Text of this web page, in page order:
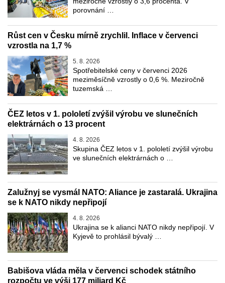
porovnání …
Růst cen v Česku mírně zrychlil. Inflace v červenci
vzrostla na 1,7 %
5. 8. 2026
Spotřebitelské ceny v červenci 2026
meziměsíčně vzrostly o 0,6 %. Meziročně
tuzemská …
ČEZ letos v 1. pololetí zvýšil výrobu ve slunečních
elektrárnách o 13 procent
4. 8. 2026
Skupina ČEZ letos v 1. pololetí zvýšil výrobu
ve slunečních elektrárnách o …
Zalužnyj se vysmál NATO: Aliance je zastaralá. Ukrajina
se k NATO nikdy nepřipojí
4. 8. 2026
Ukrajina se k alianci NATO nikdy nepřipojí. V
Kyjevě to prohlásil bývalý …
Babišova vláda měla v červenci schodek státního
rozpočtu ve výši 177 miliard Kč